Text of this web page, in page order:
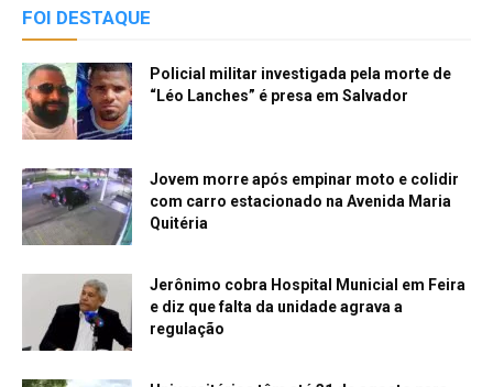
FOI DESTAQUE
Policial militar investigada pela morte de
“Léo Lanches” é presa em Salvador
Jovem morre após empinar moto e colidir
com carro estacionado na Avenida Maria
Quitéria
Jerônimo cobra Hospital Municial em Feira
e diz que falta da unidade agrava a
regulação